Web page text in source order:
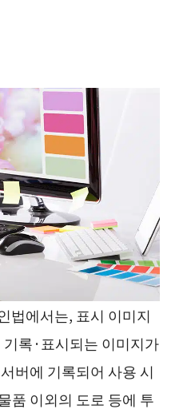
법에서는, 표시 이미지
록·표시되는 이미지가
버에 기록되어 사용 시
품 이외의 도로 등에 투